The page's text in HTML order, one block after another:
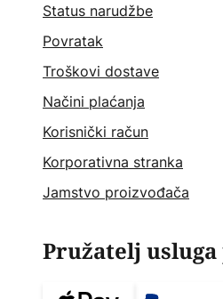
Status narudžbe
Povratak
Troškovi dostave
Načini plaćanja
Korisnički račun
Korporativna stranka
Jamstvo proizvođača
Pružatelj